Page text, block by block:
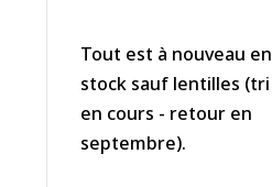
Tout est à nouveau en
stock sauf lentilles (tri
en cours - retour en
septembre).